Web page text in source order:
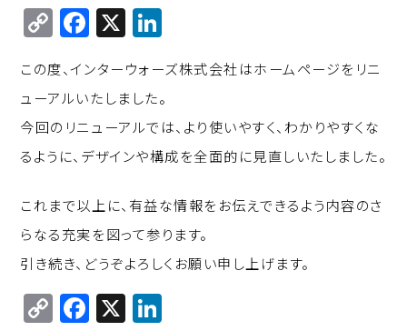
C
o
p
y
Li
n
k
F
a
c
e
b
o
o
k
X
n
k
e
d
I
n
この度、インターウォーズ株式会社はホームページをリニ
ューアルいたしました。
今回のリニューアルでは、より使いやすく、わかりやすくな
るように、デザインや構成を全面的に見直しいたしました。
これまで以上に、有益な情報をお伝えできるよう内容のさ
らなる充実を図って参ります。
引き続き、どうぞよろしくお願い申し上げます。
C F X